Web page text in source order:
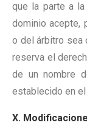
que la parte a
dominio acepte,
o del árbitro sea
reserva el
de un nombre
establecido en
X.